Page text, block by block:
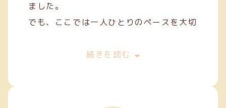
ました。
でも、ここでは一人ひとりのペースを大切
めることができました。
続きを読む